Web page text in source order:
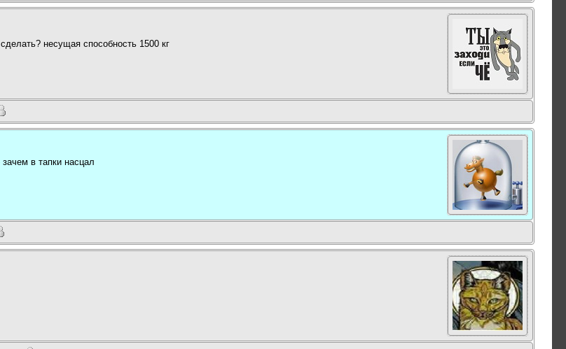
несущая способность 1500 кг
в тапки насцал